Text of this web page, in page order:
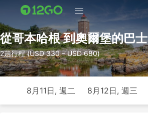
從哥本哈根 到奧爾堡的巴士
2趟行程 (USD 330 – USD 680)
8月11日, 週二 8月12日, 週三